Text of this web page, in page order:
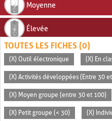
Moyenne
Élevée
TOUTES LES FICHES (0)
(X) Outil électronique (X) En
(X) Activités développées (Entre 30
(X) Moyen groupe (entre 30 et 100)
(X) Petit groupe (< 30) (X)